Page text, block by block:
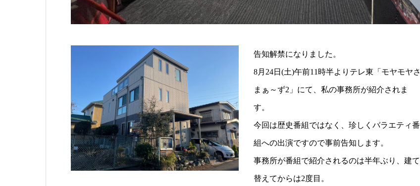
告知解禁になりました。
8月24日(土)午前11時半よりテレ東「モヤモヤさ
まぁ～ず2」にて、私の事務所が紹介されま
す。
今回は歴史番組ではなく、珍しくバラエティ番
組への出演ですので事前告知します。
事務所が番組で紹介されるのは半年ぶり、建て
替えてからは2度目。